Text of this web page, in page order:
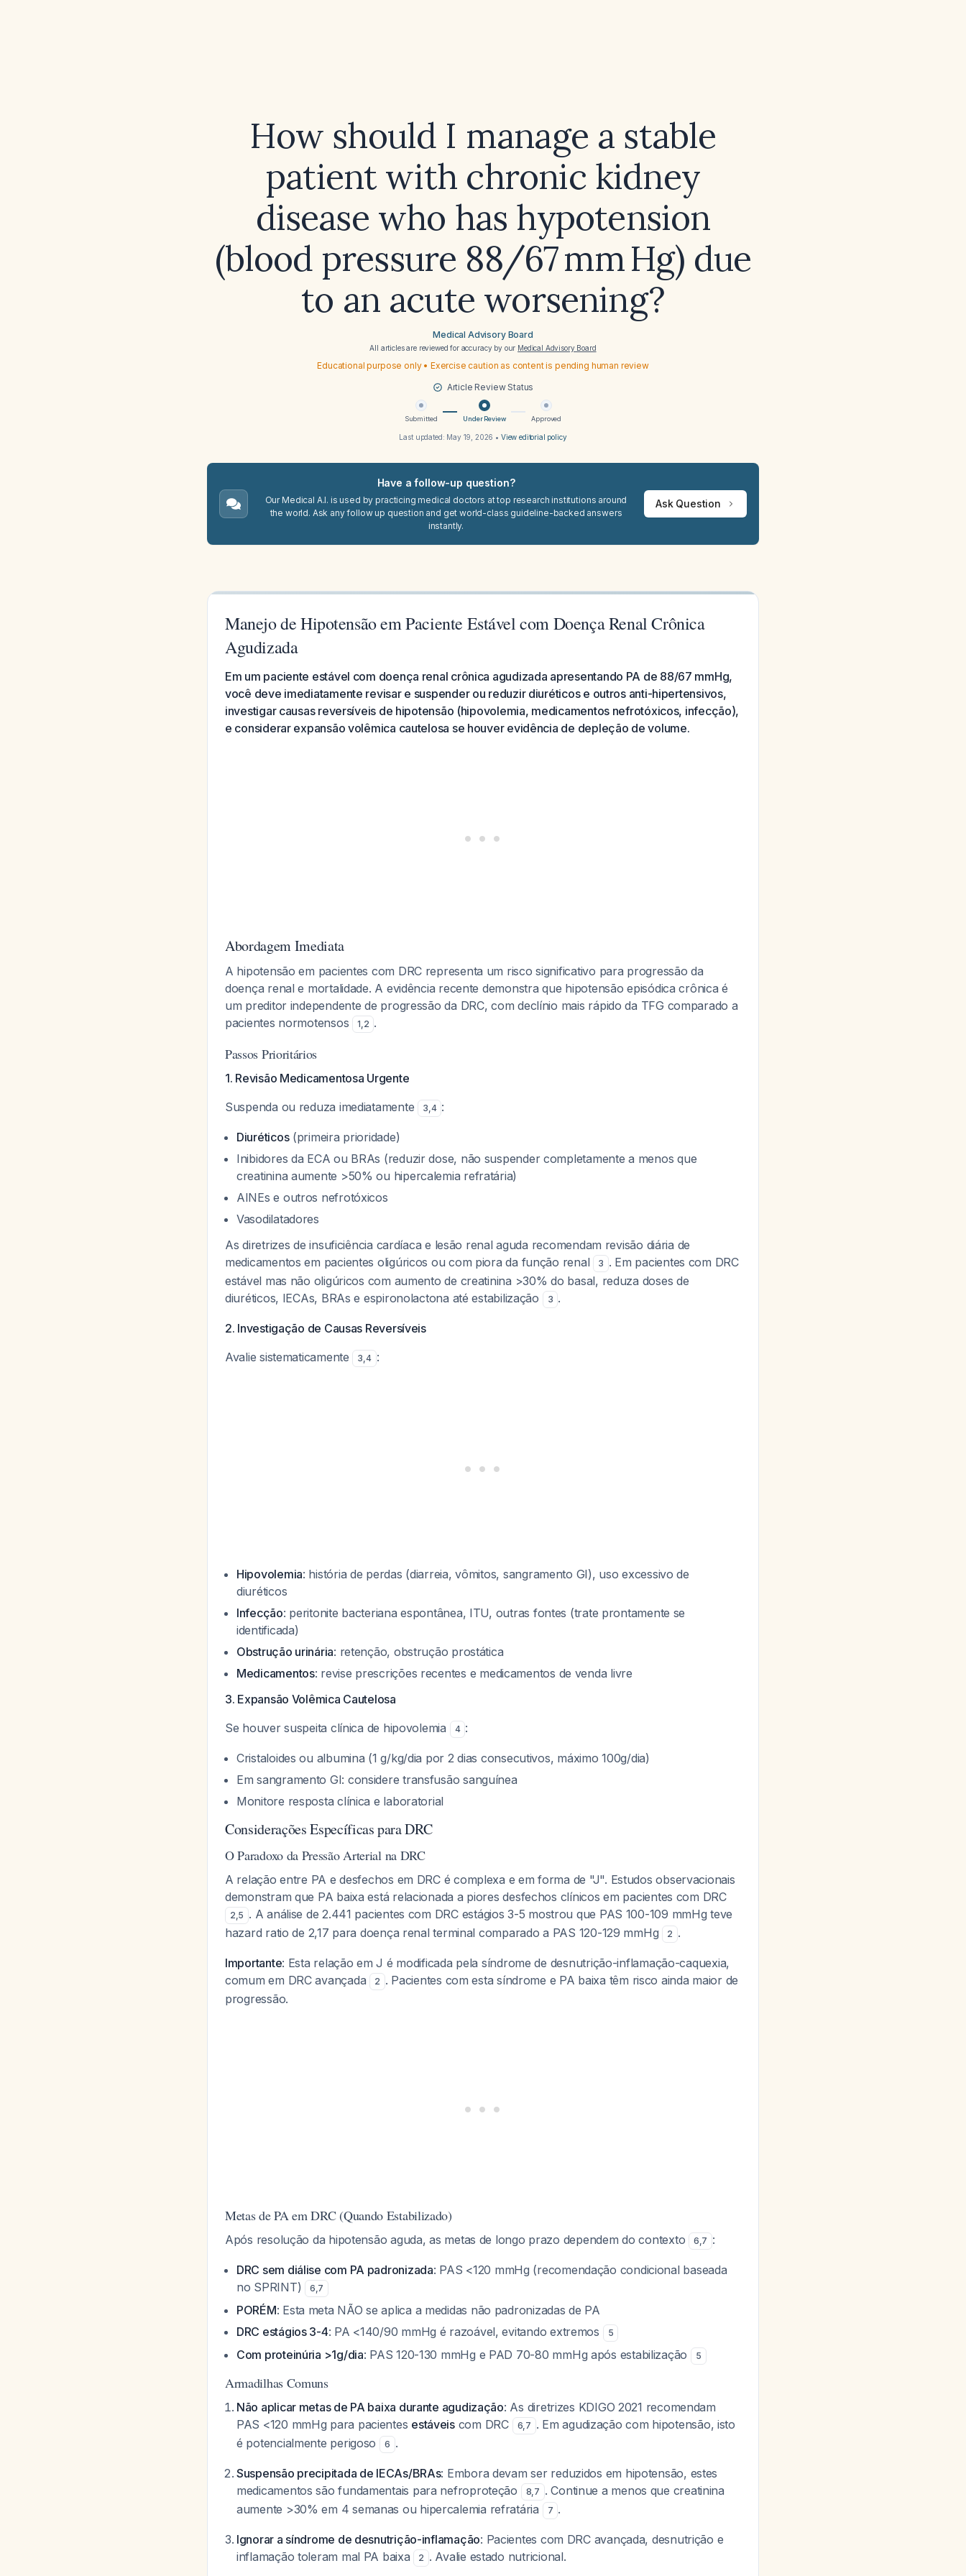
How should I manage a stable
patient with chronic kidney
disease who has hypotension
(blood pressure 88/67 mm Hg) due
to an acute worsening?
Medical Advisory Board
All articles are reviewed for accuracy by our Medical Advisory Board
Educational purpose only • Exercise caution as content is pending human review
Article Review Status
Submitted Under Review Approved
Last updated: May 19, 2026 • View editorial policy
Have a follow-up question?
Our Medical A.I. is used by practicing medical doctors at top research institutions around
the world. Ask any follow up question and get world-class guideline-backed answers
instantly.
Ask Question
Manejo de Hipotensão em Paciente Estável com Doença Renal Crônica
Agudizada
Em um paciente estável com doença renal crônica agudizada apresentando PA de 88/67 mmHg,
você deve imediatamente revisar e suspender ou reduzir diuréticos e outros anti-hipertensivos,
investigar causas reversíveis de hipotensão (hipovolemia, medicamentos nefrotóxicos, infecção),
e considerar expansão volêmica cautelosa se houver evidência de depleção de volume.
Abordagem Imediata
A hipotensão em pacientes com DRC representa um risco significativo para progressão da
doença renal e mortalidade. A evidência recente demonstra que hipotensão episódica crônica é
um preditor independente de progressão da DRC, com declínio mais rápido da TFG comparado a
pacientes normotensos
1,2 .
Passos Prioritários
1. Revisão Medicamentosa Urgente
Suspenda ou reduza imediatamente
3,4 :
Diuréticos(primeira prioridade)
Inibidores da ECA ou BRAs (reduzir dose, não suspender completamente a menos que
creatinina aumente >50% ou hipercalemia refratária)
AINEs e outros nefrotóxicos
Vasodilatadores
As diretrizes de insuficiência cardíaca e lesão renal aguda recomendam revisão diária de
medicamentos em pacientes oligúricos ou com piora da função renal
3 . Em pacientes com DRC
estável mas não oligúricos com aumento de creatinina >30% do basal, reduza doses de
diuréticos, IECAs, BRAs e espironolactona até estabilização
3 .
2. Investigação de Causas Reversíveis
Avalie sistematicamente
3,4 :
Hipovolemia: história de perdas (diarreia, vômitos, sangramento GI), uso excessivo de
diuréticos
Infecção: peritonite bacteriana espontânea, ITU, outras fontes (trate prontamente se
identificada)
Obstrução urinária: retenção, obstrução prostática
Medicamentos: revise prescrições recentes e medicamentos de venda livre
3. Expansão Volêmica Cautelosa
Se houver suspeita clínica de hipovolemia
4 :
Cristaloides ou albumina (1 g/kg/dia por 2 dias consecutivos, máximo 100g/dia)
Em sangramento GI: considere transfusão sanguínea
Monitore resposta clínica e laboratorial
Considerações Específicas para DRC
O Paradoxo da Pressão Arterial na DRC
A relação entre PA e desfechos em DRC é complexa e em forma de "J". Estudos observacionais
demonstram que PA baixa está relacionada a piores desfechos clínicos em pacientes com DRC
2,5 . A análise de 2.441 pacientes com DRC estágios 3-5 mostrou que PAS 100-109 mmHg teve
hazard ratio de 2,17 para doença renal terminal comparado a PAS 120-129 mmHg
2 .
Importante: Esta relação em J é modificada pela síndrome de desnutrição-inflamação-caquexia,
comum em DRC avançada
2 . Pacientes com esta síndrome e PA baixa têm risco ainda maior de
progressão.
Metas de PA em DRC (Quando Estabilizado)
Após resolução da hipotensão aguda, as metas de longo prazo dependem do contexto 6,7 :
DRC sem diálise com PA padronizada: PAS <120 mmHg (recomendação condicional baseada
no SPRINT)
6,7
PORÉM: Esta meta NÃO se aplica a medidas não padronizadas de PA
DRC estágios 3-4: PA <140/90 mmHg é razoável, evitando extremos 5
Com proteinúria >1g/dia: PAS 120-130 mmHg e PAD 70-80 mmHg após estabilização 5
Armadilhas Comuns
Não aplicar metas de PA baixa durante agudização: As diretrizes KDIGO 2021 recomendam
PAS <120 mmHg para pacientes estáveiscom DRC 6,7 . Em agudização com hipotensão, isto
é potencialmente perigoso
6 .
Suspensão precipitada de IECAs/BRAs: Embora devam ser reduzidos em hipotensão, estes
medicamentos são fundamentais para nefroproteção
8,7 . Continue a menos que creatinina
aumente >30% em 4 semanas ou hipercalemia refratária
7 .
Ignorar a síndrome de desnutrição-inflamação: Pacientes com DRC avançada, desnutrição e
inflamação toleram mal PA baixa
2 . Avalie estado nutricional.